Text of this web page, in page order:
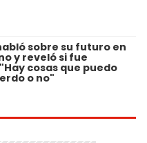
sobre su futuro en
y reveló si fue
cosas que puedo
o no"